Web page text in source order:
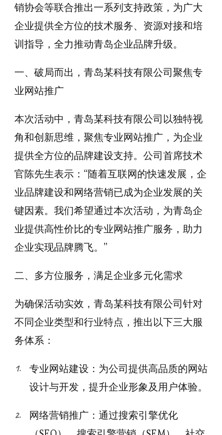
销协会等联合推出一系列支持政策，为广大
企业提供全方位的技术服务、资源对接和培
训指导，全力推动青岛企业品牌升级。
一、破局而出，青岛某科技有限公司聚焦专
业网站推广
本次活动中，青岛某科技有限公司以独特视
角和创新思维，聚焦专业网站推广，为企业
提供全方位的品牌建设支持。公司首席技术
官陈先生表示：“随着互联网的快速发展，企
业品牌建设和网络营销已成为企业发展的关
键因素。我们希望通过本次活动，为青岛企
业提供高性价比的专业网站推广服务，助力
企业实现品牌腾飞。”
二、多方位服务，满足企业多元化需求
为确保活动实效，青岛某科技有限公司针对
不同企业类型和行业特点，推出以下三大服
务体系：
专业网站建设：为公司提供高品质的网站
设计与开发，提升企业形象及用户体验。
网络营销推广：通过搜索引擎优化